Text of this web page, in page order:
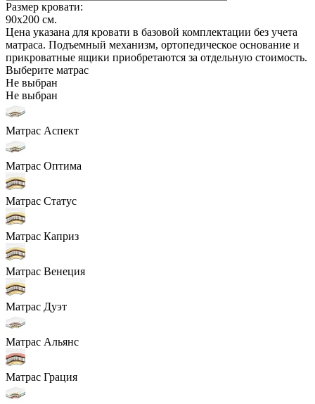
Размер кровати:
90x200 см.
Цена указана для кровати в базовой комплектации без учета
матраса. Подъемный механизм, ортопедическое основание и
прикроватные ящики приобретаются за отдельную стоимость.
Выберите матрас
Не выбран
Не выбран
Матрас Аспект
Матрас Оптима
Матрас Статус
Матрас Каприз
Матрас Венеция
Матрас Дуэт
Матрас Альянс
Матрас Грация